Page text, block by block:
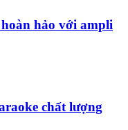
hảo với ampli
chất lượng